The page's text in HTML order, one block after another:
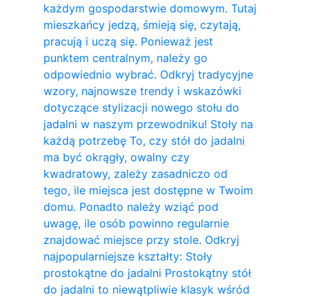
każdym gospodarstwie domowym. Tutaj
mieszkańcy jedzą, śmieją się, czytają,
pracują i uczą się. Ponieważ jest
punktem centralnym, należy go
odpowiednio wybrać. Odkryj tradycyjne
wzory, najnowsze trendy i wskazówki
dotyczące stylizacji nowego stołu do
jadalni w naszym przewodniku! Stoły na
każdą potrzebę To, czy stół do jadalni
ma być okrągły, owalny czy
kwadratowy, zależy zasadniczo od
tego, ile miejsca jest dostępne w Twoim
domu. Ponadto należy wziąć pod
uwagę, ile osób powinno regularnie
znajdować miejsce przy stole. Odkryj
najpopularniejsze kształty: Stoły
prostokątne do jadalni Prostokątny stół
do jadalni to niewątpliwie klasyk wśród